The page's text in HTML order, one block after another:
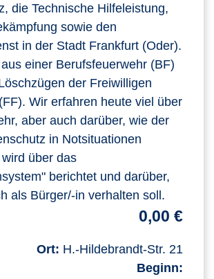
die Technische Hilfeleistung,
sowie den
in der Stadt Frankfurt (Oder).
einer Berufsfeuerwehr (BF)
der Freiwilligen
Wir erfahren heute viel über
aber auch darüber, wie der
in Notsituationen
über das
berichtet und darüber,
als Bürger/-in verhalten soll.
0,00 €
Ort: H.-Hildebrandt-Str. 21
Beginn: